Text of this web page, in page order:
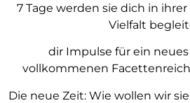
7 Tage werden sie dich in
Vielfalt
dir Impulse für ein
vollkommenen
Die neue Zeit: Wie wollen wir